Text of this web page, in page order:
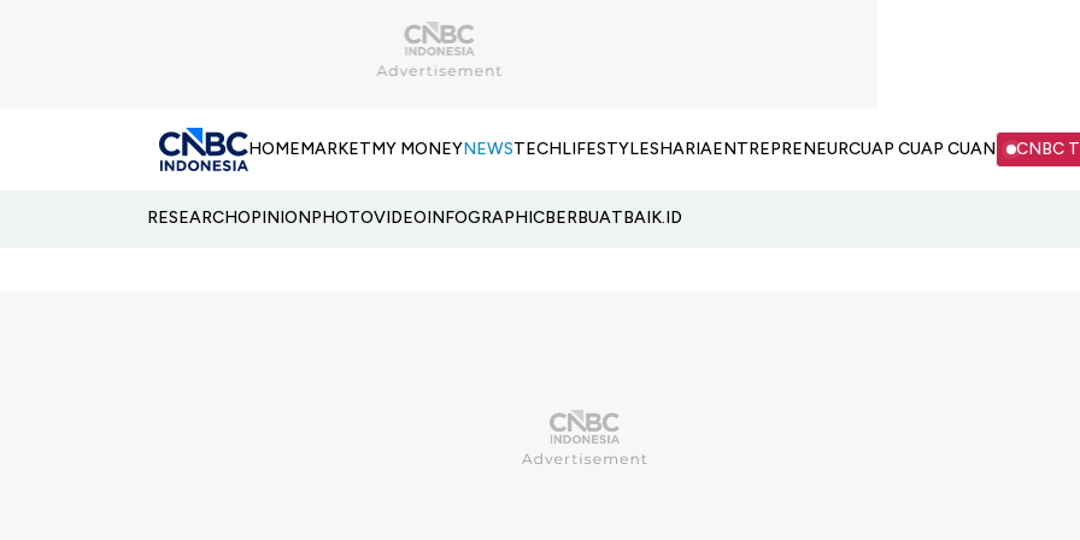
HOMEMARKETMY MONEYNEWSTECHLIFESTYLESHARIAENTREPRENEURCUAP CUAP CUAN CNBC
RESEARCHOPINIONPHOTOVIDEOINFOGRAPHICBERBUATBAIK.ID